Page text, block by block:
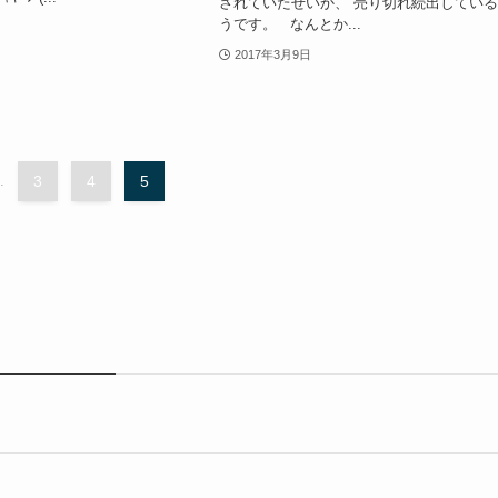
うです。 なんとか...
2017年3月9日
3 4 5